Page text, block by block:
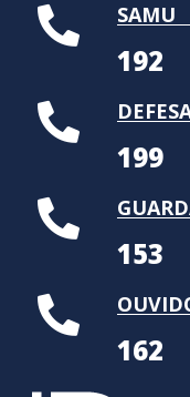
SAMU
192
199
153
162